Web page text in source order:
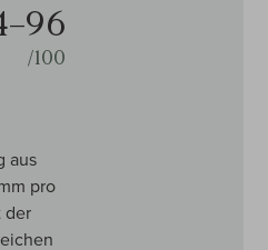
/100
aus
pro
der